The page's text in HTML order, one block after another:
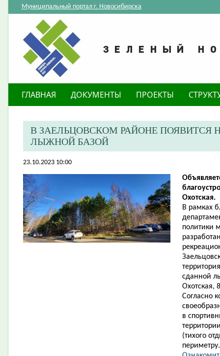
Муниципальный портал г. Новосибирска
ГЛАВНАЯ ДОКУМЕНТЫ ПРОЕКТЫ
В ЗАЕЛЬЦОВСКОМ РАЙОНЕ ПОЯВИТСЯ
ЛЫЖНОЙ БАЗОЙ
23.10.2023 10:00
Охотская.
В рамках
политики
сданной
Охотская,
Согласно
в
(тихого
периметру.